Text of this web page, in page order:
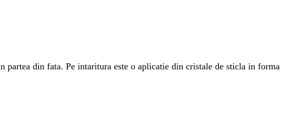
partea din fata. Pe intaritura este o aplicatie din cristale de sticla in forma